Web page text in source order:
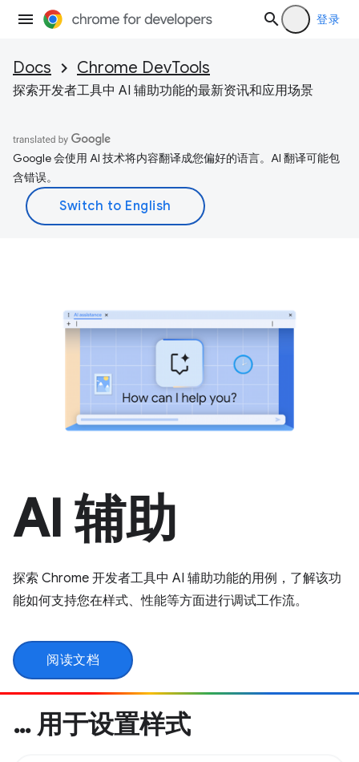
登录
Docs Chrome DevTools
探索开发者工具中 AI 辅助功能的最新资讯和应用场景
Google 会使用 AI 技术将内容翻译成您偏好的语言。AI 翻译可能包
含错误。
AI 辅助
探索 Chrome 开发者工具中 AI 辅助功能的用例，了解该功
能如何支持您在样式、性能等方面进行调试工作流。
阅读文档
… 用于设置样式